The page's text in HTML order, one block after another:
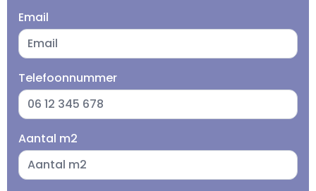
Email
Telefoonnummer
Aantal m2